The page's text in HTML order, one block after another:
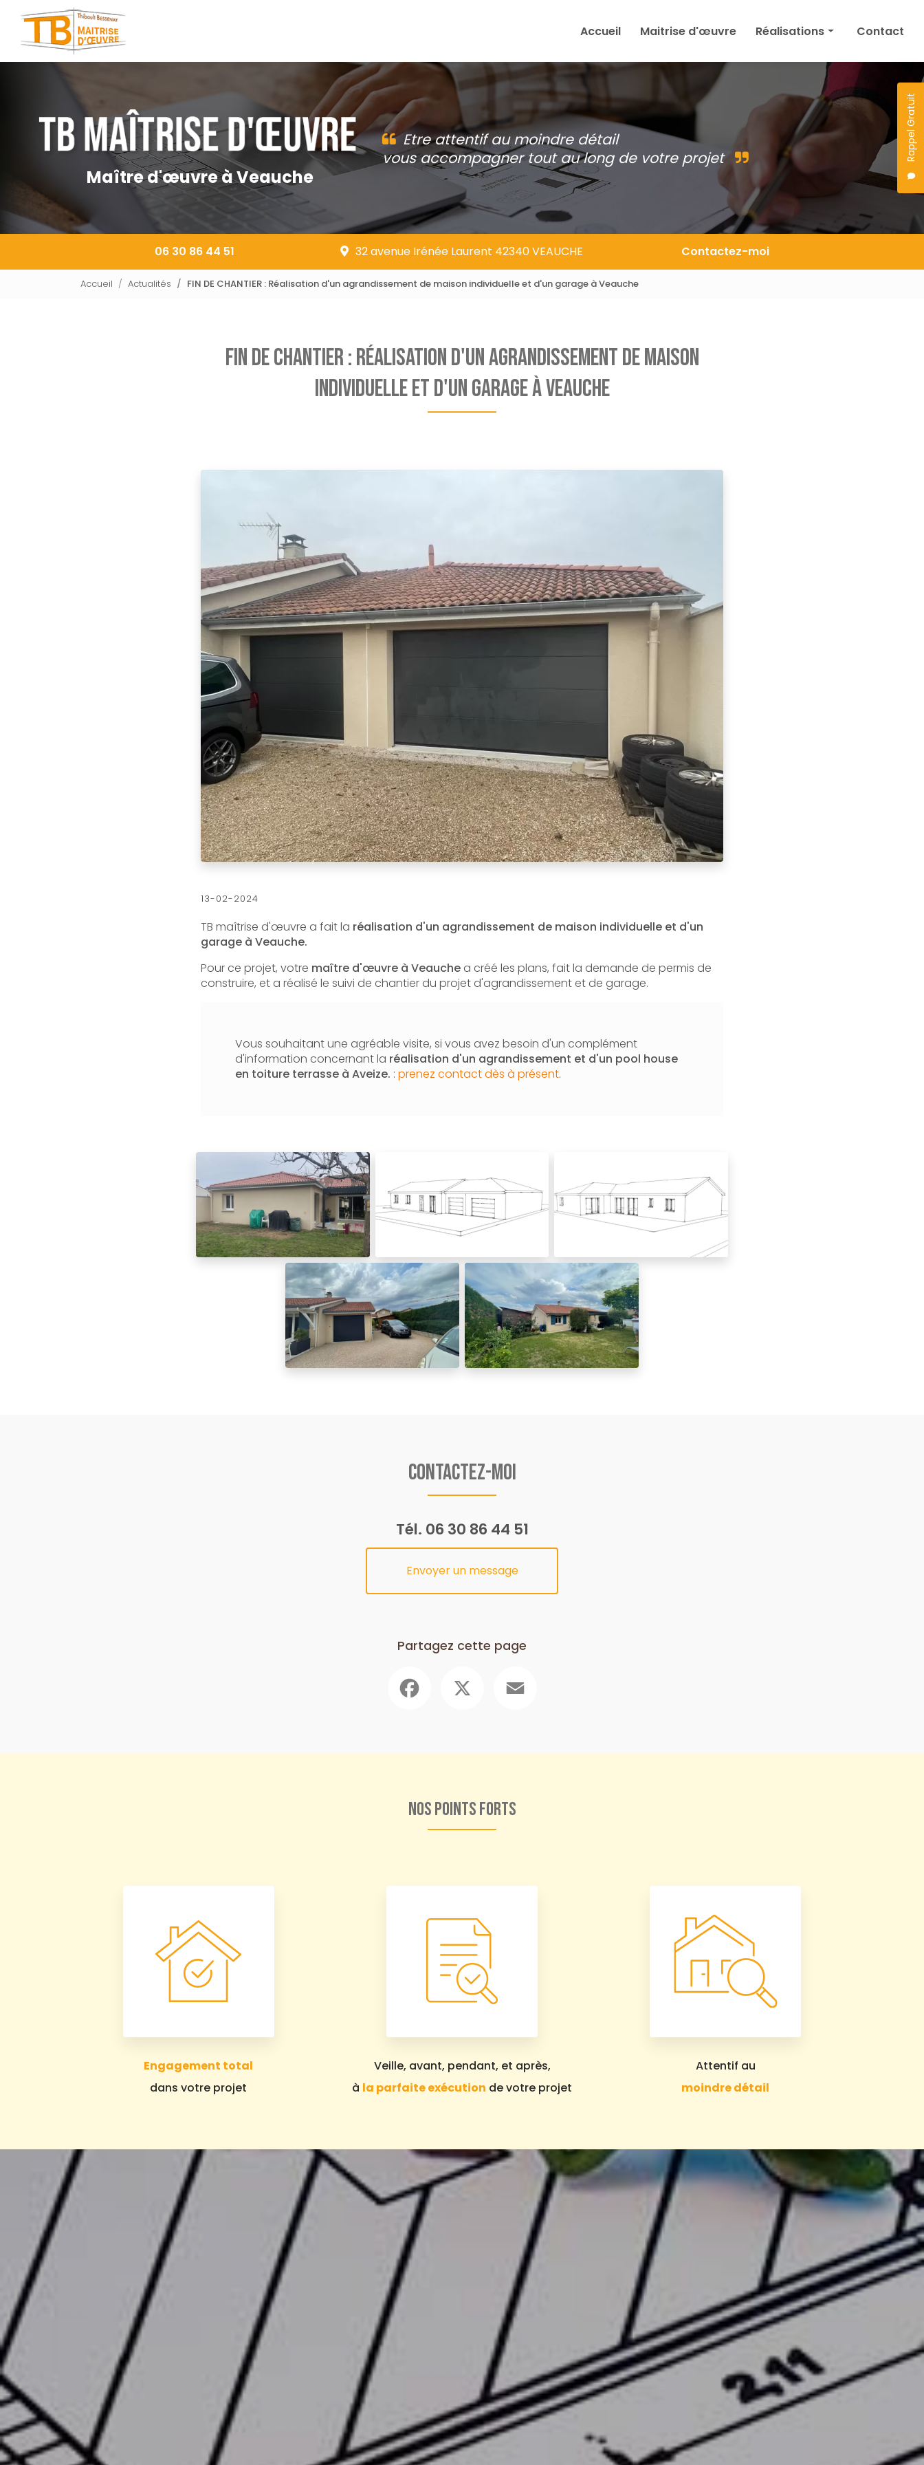
contenu
principal
Rappel Gratuit
Accueil
Maitrise d'œuvre Réalisations
Agrandissement
Permis de construire
Autres
Projet en cours
Contact
Maître d'œuvre à Veauche
Etre attentif au moindre détail
vous accompagner tout au long de votre projet
06 30 86 44 51 32 avenue Irénée Laurent 42340 VEAUCHE Contactez-moi
Accueil Actualités FIN DE CHANTIER : Réalisation d'un agrandissement de maison individuelle et d'un garage à Veauche
FIN DE CHANTIER : Réalisation d'un agrandissement de maison
individuelle et d'un garage à Veauche
13-02-2024
TB maîtrise d'œuvre a fait la réalisation d'un agrandissement de maison individuelle et d'un
garage à Veauche.
Pour ce projet, votre maître d'œuvre à Veauche a créé les plans, fait la demande de permis de
construire, et a réalisé le suivi de chantier du projet d'agrandissement et de garage.
Vous souhaitant une agréable visite, si vous avez besoin d'un complément
d'information concernant la réalisation d'un agrandissement et d'un pool house
en toiture terrasse à Aveize. : prenez contact dès à présent.
Contactez-moi
Tél. 06 30 86 44 51
Envoyer un message
Partagez cette page
Nos points forts
Engagement total
dans votre projet
Veille, avant, pendant, et après,
à la parfaite exécution de votre projet
Attentif au
moindre détail